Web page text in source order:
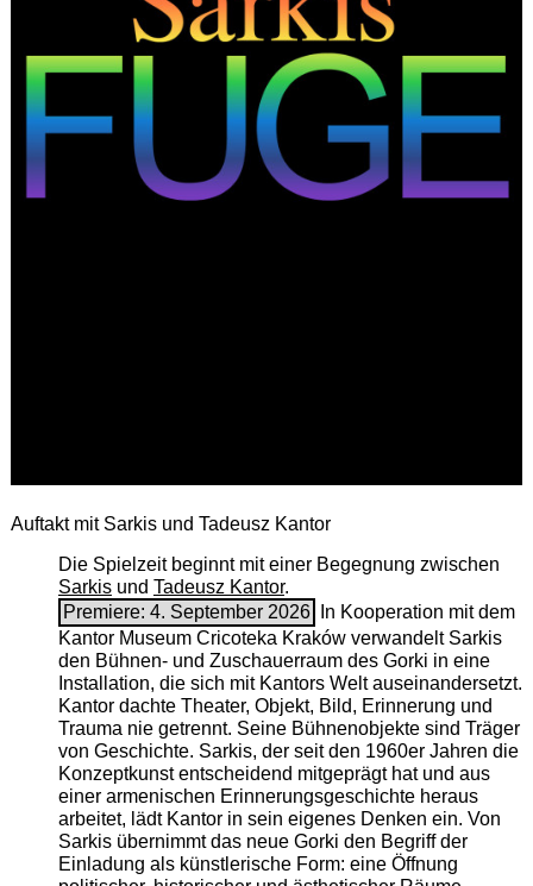
Auftakt mit Sarkis und Tadeusz Kantor
Die Spielzeit beginnt mit einer Begegnung zwischen
Sarkisund Tadeusz Kantor.
Premiere: 4. September 2026
In Kooperation mit dem
Kantor Museum Cricoteka Kraków verwandelt Sarkis
den Bühnen- und Zuschauerraum des Gorki in eine
Installation, die sich mit Kantors Welt auseinandersetzt.
Kantor dachte Theater, Objekt, Bild, Erinnerung und
Trauma nie getrennt. Seine Bühnenobjekte sind Träger
von Geschichte. Sarkis, der seit den 1960er Jahren die
Konzeptkunst entscheidend mitgeprägt hat und aus
einer armenischen ­Erinnerungsgeschichte heraus
arbeitet, lädt Kantor in sein eigenes Denken ein. Von
Sarkis übernimmt das neue Gorki den Begriff der
Einladung als künstlerische Form: eine Öffnung